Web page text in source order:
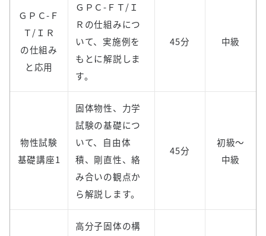
ＧＰＣ-Ｆ
Ｔ/ＩＲ
の仕組み
と応用
ＧＰＣ-ＦＴ/Ｉ
Ｒの仕組みにつ
いて、実施例を
もとに解説しま
す。
45分 中級
物性試験
基礎講座1
固体物性、力学
試験の基礎につ
いて、自由体
積、剛直性、絡
み合いの観点か
ら解説します。
45分
初級～
中級
高分子固体の構